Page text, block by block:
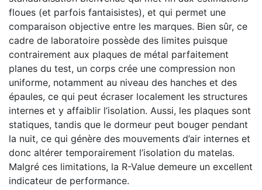
floues (et parfois fantaisistes), et qui permet une
comparaison objective entre les marques. Bien sûr, ce
cadre de laboratoire possède des limites puisque
contrairement aux plaques de métal parfaitement
planes du test, un corps crée une compression non
uniforme, notamment au niveau des hanches et des
épaules, ce qui peut écraser localement les structures
internes et y affaiblir l’isolation. Aussi, les plaques sont
statiques, tandis que le dormeur peut bouger pendant
la nuit, ce qui génère des mouvements d’air internes et
donc altérer temporairement l’isolation du matelas.
Malgré ces limitations, la R-Value demeure un excellent
indicateur de performance.